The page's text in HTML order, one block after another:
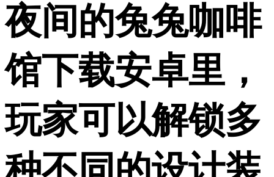
夜间的兔兔咖啡
馆下载安卓里，
玩家可以解锁多